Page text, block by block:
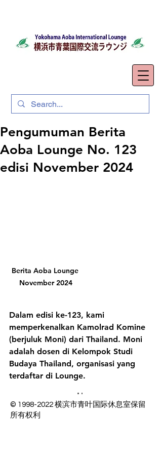
Pengumuman Berita
Aoba Lounge No. 123
edisi November 2024
Berita Aoba Lounge
November 2024
Dalam edisi ke-123, kami
memperkenalkan Kamolrad Komine
(berjuluk Moni) dari Thailand. Moni
adalah dosen di Kelompok Studi
Budaya Thailand, organisasi yang
terdaftar di Lounge.
© 1998-2022 横滨市青叶国际休息室保留
所有权利